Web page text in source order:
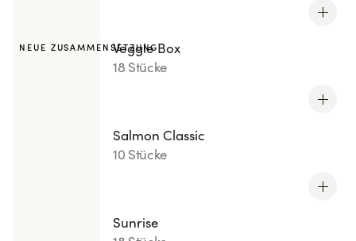
NEUE ZUSAMMENSETZUNG
Veggie Box
18 Stücke
Salmon Classic
10 Stücke
Sunrise